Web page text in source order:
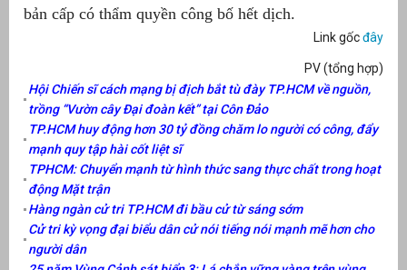
bản cấp có thẩm quyền công bố hết dịch.
Link gốcđây
PV (tổng hợp)
Hội Chiến sĩ cách mạng bị địch bắt tù đày TP.HCM về nguồn,
trồng “Vườn cây Đại đoàn kết” tại Côn Đảo
TP.HCM huy động hơn 30 tỷ đồng chăm lo người có công, đẩy
mạnh quy tập hài cốt liệt sĩ
TPHCM: Chuyển mạnh từ hình thức sang thực chất trong hoạt
động Mặt trận
Hàng ngàn cử tri TP.HCM đi bầu cử từ sáng sớm
Cử tri kỳ vọng đại biểu dân cử nói tiếng nói mạnh mẽ hơn cho
người dân